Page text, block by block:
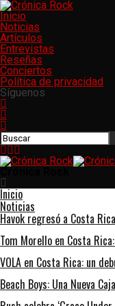
Inicio
Noticias
Artículos
Entrevistas
Reseñas
Conciertos
Política de privacidad
Síguenos
Inicio
Noticias
Havok regresó a Costa
Tom Morello en Costa
VOLA en Costa Rica: un
Beach Boys: Una Nueva